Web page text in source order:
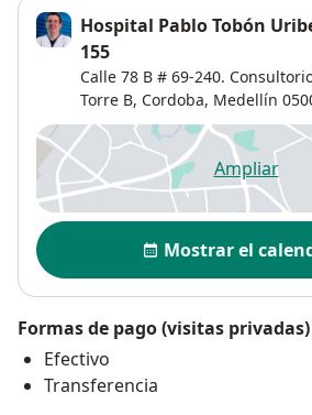
Hospital Pablo Tobón
155
Calle 78 B # 69-240.
Torre B, Cordoba, Medellín
Ampliar
se abre
Disponibilidad
Mostrar el
Formas de pago (visitas privadas)
Efectivo
Transferencia